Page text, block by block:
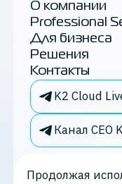
О компании
Professional
Для бизнеса
Решения
Контакты
K2 Cloud
Канал CEO
Продолжая